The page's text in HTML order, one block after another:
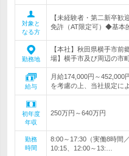
対象と
なる方
【未経験者・第二新卒
免許（AT限定可）◆基本
勤務地
【本社】秋田県横手市
場】横手市及び周辺の
給与
月給174,000円～
を考慮の上、当社規定に
初年度
年収
250万円～640万円
勤務
時間
8:00～17:30（実働8時間
10:15、12:00～13:…